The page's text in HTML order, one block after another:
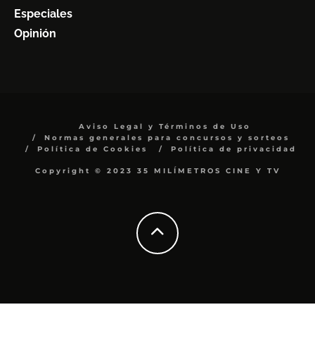
Especiales
Opinión
Aviso Legal y Términos de Uso
Normas generales para concursos y sorteos
Política de Cookies
Política de privacidad
Copyright © 2023 35 MILÍMETROS CINE Y TV